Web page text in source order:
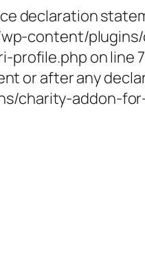
declaration
content/
on line 7
or after any
charity-addon-